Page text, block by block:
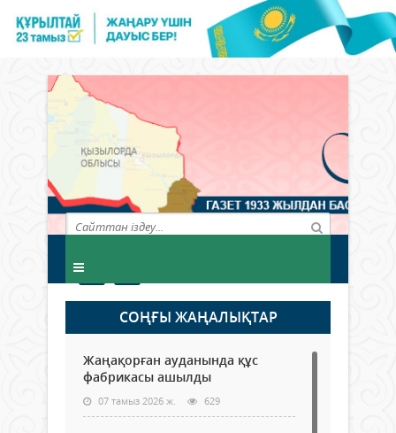
СОҢҒЫ ЖАҢАЛЫҚТАР
Жаңақорған ауданында құс
фабрикасы ашылды
07 тамыз 2026 ж. 629